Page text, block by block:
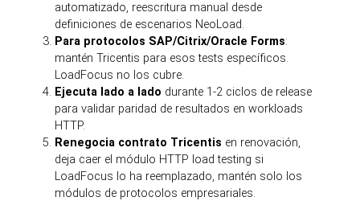
automatizado, reescritura manual desde
definiciones de escenarios NeoLoad.
Para protocolos SAP/Citrix/Oracle Forms:
mantén Tricentis para esos tests específicos.
LoadFocus no los cubre.
Ejecuta lado a lado durante 1-2 ciclos de release
para validar paridad de resultados en workloads
HTTP.
Renegocia contrato Tricentis en renovación,
deja caer el módulo HTTP load testing si
LoadFocus lo ha reemplazado, mantén solo los
módulos de protocolos empresariales.